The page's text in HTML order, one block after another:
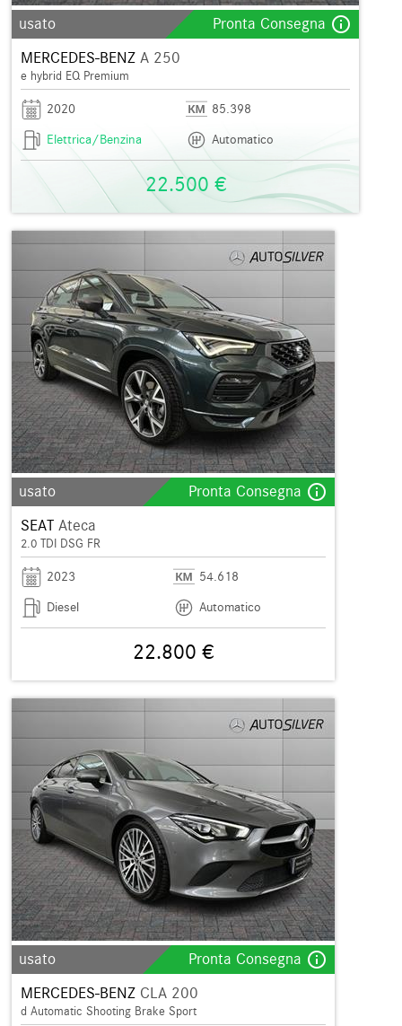
usato Pronta Consegna info_outline
MERCEDES-BENZ A 250
e hybrid EQ Premium
2020
85.398
Elettrica/Benzina
Automatico
22.500 €
usato Pronta Consegna info_outline
SEAT Ateca
2.0 TDI DSG FR
2023
54.618
Diesel
Automatico
22.800 €
usato Pronta Consegna info_outline
MERCEDES-BENZ CLA 200
d Automatic Shooting Brake Sport